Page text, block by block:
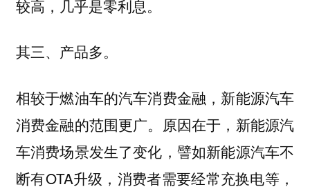
较高，几乎是零利息。
其三、产品多。
相较于燃油车的汽车消费金融，新能源汽车
消费金融的范围更广。原因在于，新能源汽
车消费场景发生了变化，譬如新能源汽车不
断有OTA升级，消费者需要经常充换电等，